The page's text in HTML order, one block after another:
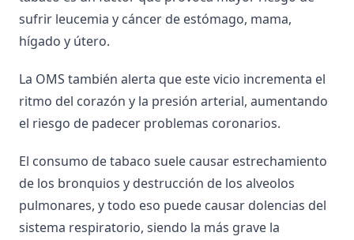
sufrir leucemia y cáncer de estómago, mama,
hígado y útero.
La OMS también alerta que este vicio incrementa el
ritmo del corazón y la presión arterial, aumentando
el riesgo de padecer problemas coronarios.
El consumo de tabaco suele causar estrechamiento
de los bronquios y destrucción de los alveolos
pulmonares, y todo eso puede causar dolencias del
sistema respiratorio, siendo la más grave la